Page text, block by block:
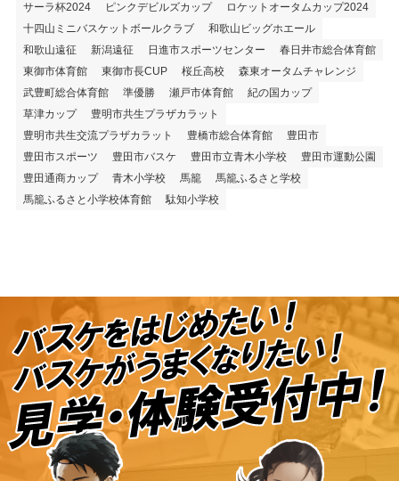
サーラ杯2024
ピンクデビルズカップ
ロケットオータムカップ2024
十四山ミニバスケットボールクラブ
和歌山ビッグホエール
和歌山遠征
新潟遠征 日進市スポーツセンター
春日井市総合体育館
東御市体育館
東御市長CUP 桜丘高校
森東オータムチャレンジ
武豊町総合体育館
準優勝 瀬戸市体育館
紀の国カップ
草津カップ
豊明市共生プラザカラット
豊明市共生交流プラザカラット
豊橋市総合体育館
豊田市
豊田市スポーツ
豊田市バスケ 豊田市立青木小学校
豊田市運動公園
豊田通商カップ
青木小学校 馬籠
馬籠ふるさと学校
馬籠ふるさと小学校体育館
駄知小学校